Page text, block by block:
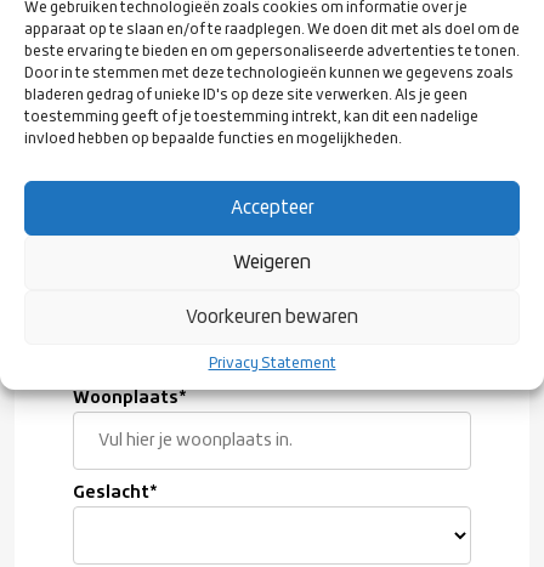
We gebruiken technologieën zoals cookies om informatie over je
apparaat op te slaan en/of te raadplegen. We doen dit met als doel om de
beste ervaring te bieden en om gepersonaliseerde advertenties te tonen.
Door in te stemmen met deze technologieën kunnen we gegevens zoals
bladeren gedrag of unieke ID's op deze site verwerken. Als je geen
toestemming geeft of je toestemming intrekt, kan dit een nadelige
invloed hebben op bepaalde functies en mogelijkheden.
Accepteer
Weigeren
Voorkeuren bewaren
Privacy Statement
Voornaam
Achternaam*
Woonplaats*
Geslacht*